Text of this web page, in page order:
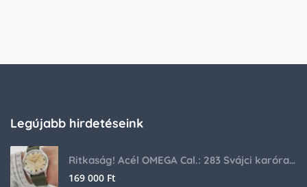
Legújabb hirdetéseink
Ritkaság! Acél OMEGA Cal.: 283 Svájci karóra 1953-ból!
169 000 Ft